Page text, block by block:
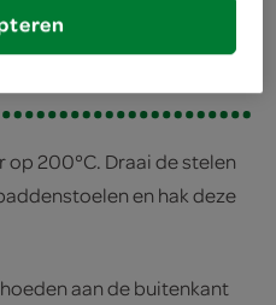
op 200°C. Draai de stelen
en hak deze
aan de buitenkant